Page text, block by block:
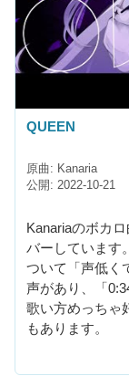
QUEEN
原曲: Kanaria
公開: 2022-10-21
Kanariaのボカ
バーしています
ついて「声低く
声があり、「
歌い方めっちゃ
もあります。